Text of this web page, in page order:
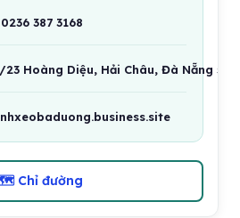
0236 387 3168
23 Hoàng Diệu, Hải Châu, Đà Nẵng
Chỉ đường